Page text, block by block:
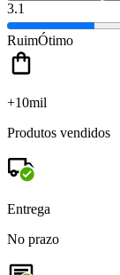
3.1
RuimÓtimo
+10mil
Produtos vendidos
Entrega
No prazo